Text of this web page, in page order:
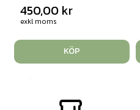
450,00 kr
exkl moms
KÖP